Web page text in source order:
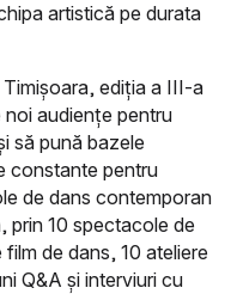
artistică pe durata
ediția a III-a
audiențe pentru
să pună bazele
constante pentru
de dans contemporan
prin 10 spectacole de
de dans, 10 ateliere
Q&A și interviuri cu